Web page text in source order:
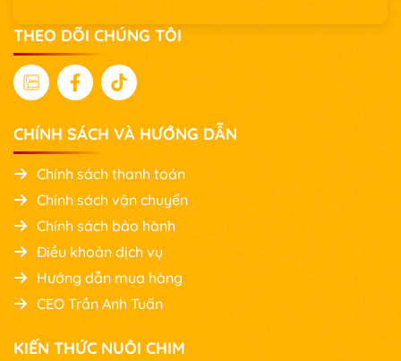
THEO DÕI CHÚNG TÔI
CHÍNH SÁCH VÀ HƯỚNG DẪN
Chính sách thanh toán
Chính sách vận chuyển
Chính sách bảo hành
Điều khoản dịch vụ
Hướng dẫn mua hàng
CEO Trần Anh Tuấn
KIẾN THỨC NUÔI CHIM